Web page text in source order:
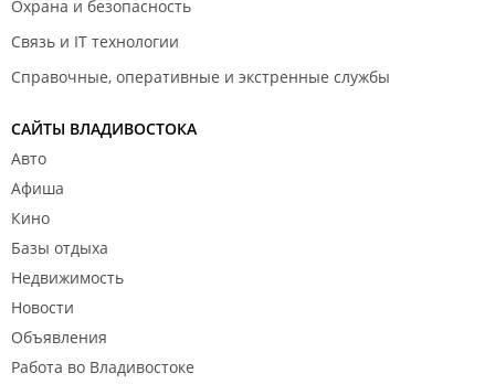
Охрана и безопасность
Связь и IT технологии
Справочные, оперативные и экстренные службы
САЙТЫ ВЛАДИВОСТОКА
Авто
Афиша
Кино
Базы отдыха
Недвижимость
Новости
Объявления
Работа во Владивостоке